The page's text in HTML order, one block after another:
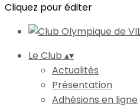
Cliquez pour éditer
Le Club ▴▾
Actualités
Présentation
Adhésions en ligne